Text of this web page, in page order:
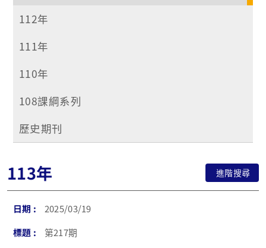
112年
111年
110年
108課綱系列
歷史期刊
113年 進階搜尋
2025/03/19
第217期